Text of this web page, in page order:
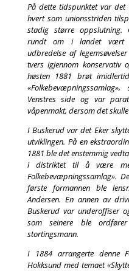
På dette tidspunktet var det
hvert som unionsstriden
stadig større oppslutning.
rundt om i landet vært
udbredelse af
tvers igjennom konservativ
høsten 1881 brøt
Venstres side og var
våpenmakt, dersom det
I Buskerud var det Eker
utviklingen. På en
1881 ble det enstemmig
i distriktet til å være
Folkebevæpningssamlag».
første formannen ble
Andersen. En annen av
Buskerud var underoffiser
som seinere ble
stortingsmann.
I 1884 arrangerte denne
Hokksund med temaet